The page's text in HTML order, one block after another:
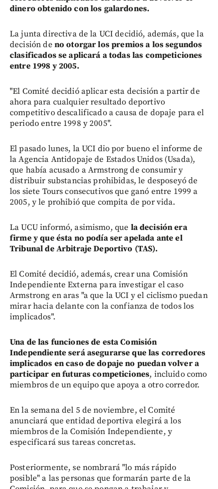
dinero obtenido con los galardones.
La junta directiva de la UCI decidió, además, que la
decisión de no otorgar los premios a los segundos
clasificados se aplicará a todas las competiciones
entre 1998 y 2005.
"El Comité decidió aplicar esta decisión a partir de
ahora para cualquier resultado deportivo
competitivo descalificado a causa de dopaje para el
periodo entre 1998 y 2005".
El pasado lunes, la UCI dio por bueno el informe de
la Agencia Antidopaje de Estados Unidos (Usada),
que había acusado a Armstrong de consumir y
distribuir substancias prohibidas, le desposeyó de
los siete Tours consecutivos que ganó entre 1999 a
2005, y le prohibió que compita de por vida.
La UCU informó, asimismo, que la decisión era
firme y que ésta no podía ser apelada ante el
Tribunal de Arbitraje Deportivo (TAS).
El Comité decidió, además, crear una Comisión
Independiente Externa para investigar el caso
Armstrong en aras "a que la UCI y el ciclismo puedan
mirar hacia delante con la confianza de todos los
implicados".
Una de las funciones de esta Comisión
Independiente será asegurarse que las corredores
implicados en caso de dopaje no puedan volver a
participar en futuras competiciones, incluido como
miembros de un equipo que apoya a otro corredor.
En la semana del 5 de noviembre, el Comité
anunciará que entidad deportiva elegirá a los
miembros de la Comisión Independiente, y
especificará sus tareas concretas.
Posteriormente, se nombrará "lo más rápido
posible" a las personas que formarán parte de la